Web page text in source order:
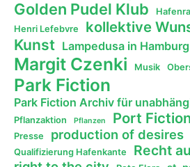
Golden Pudel Klub
Henri Lefebvre kollektive
Kunst Lampedusa in Hamburg
Margit Czenki Musik
Park Fiction
Park Fiction Archiv für
Pflanzaktion Pflanzen Port Fiction
Presse production of desires
Qualifizierung Hafenkante Recht